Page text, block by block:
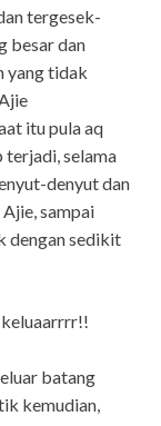
tergesek-
besar dan
yang tidak
itu pula aq
terjadi, selama
denyut dan
sampai
dengan sedikit
keluaarrrr!!
batang
kemudian,